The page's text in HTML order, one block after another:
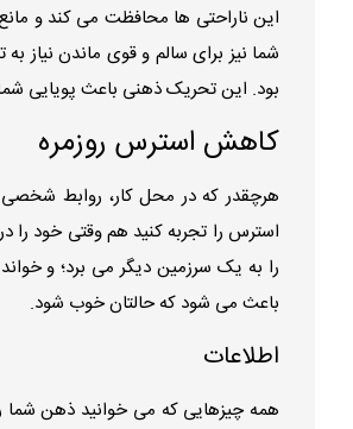
این ناراحتی ها محافظت می کند و
شما نیز برای سالم و قوی ماندن نیاز
بود. این تحریک ذهنی باعث پویایی
کاهش استرس روزمره
هرچقدر که در محل کار، روابط
استرس را تجربه کنید هم وقتی خود را
را به یک سرزمین دیگر می برد؛ و
باعث می شود که حالتان خوب شود.
اطلاعات
همه چیزهایی که می خوانید ذهن شما